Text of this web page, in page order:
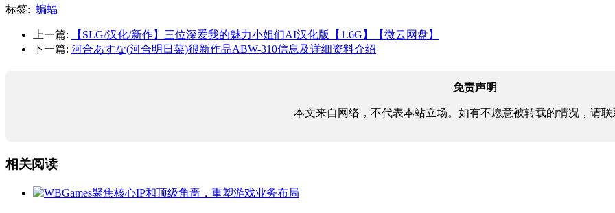
标签: 蝙蝠
上一篇:
【SLG/汉化/新作】三位深爱我的魅力小姐们AI汉化版【1.6G】【微云网盘】
下一篇: 河合あすな(河合明日菜)很新作品ABW-310信息及详细资料介绍
免责声明
本文来自网络，不代表本站立场。如有不愿意被转载的情况，请联
相关阅读